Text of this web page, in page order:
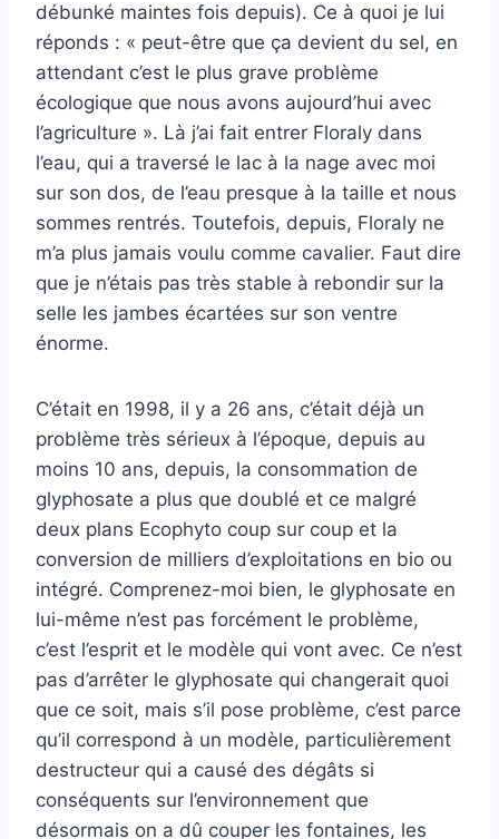
débunké maintes fois depuis). Ce à quoi je lui
réponds : « peut-être que ça devient du sel, en
attendant c’est le plus grave problème
écologique que nous avons aujourd’hui avec
l’agriculture ». Là j’ai fait entrer Floraly dans
l’eau, qui a traversé le lac à la nage avec moi
sur son dos, de l’eau presque à la taille et nous
sommes rentrés. Toutefois, depuis, Floraly ne
m’a plus jamais voulu comme cavalier. Faut dire
que je n’étais pas très stable à rebondir sur la
selle les jambes écartées sur son ventre
énorme.
C’était en 1998, il y a 26 ans, c’était déjà un
problème très sérieux à l’époque, depuis au
moins 10 ans, depuis, la consommation de
glyphosate a plus que doublé et ce malgré
deux plans Ecophyto coup sur coup et la
conversion de milliers d’exploitations en bio ou
intégré. Comprenez-moi bien, le glyphosate en
lui-même n’est pas forcément le problème,
c’est l’esprit et le modèle qui vont avec. Ce n’est
pas d’arrêter le glyphosate qui changerait quoi
que ce soit, mais s’il pose problème, c’est parce
qu’il correspond à un modèle, particulièrement
destructeur qui a causé des dégâts si
conséquents sur l’environnement que
désormais on a dû couper les fontaines, les